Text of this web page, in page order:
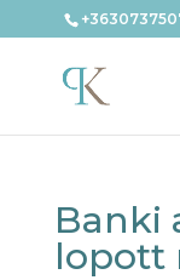
Banki
lopott